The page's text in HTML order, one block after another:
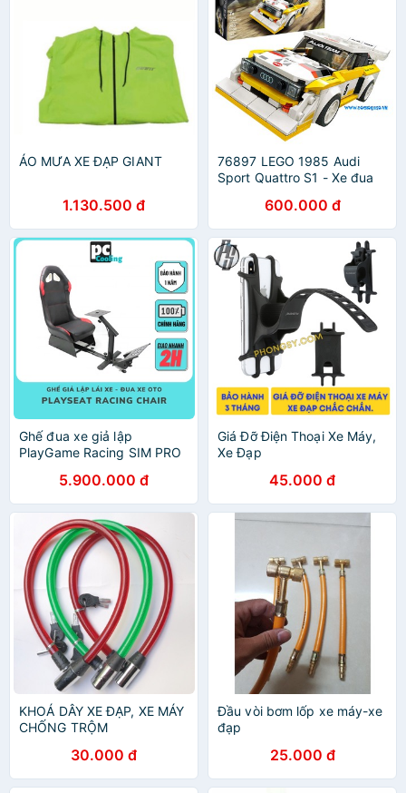
ÁO MƯA XE ĐẠP GIANT
1.130.500 đ
76897 LEGO 1985 Audi
Sport Quattro S1 - Xe đua
600.000 đ
Ghế đua xe giả lập
PlayGame Racing SIM PRO
5.900.000 đ
Giá Đỡ Điện Thoại Xe Máy,
Xe Đạp
45.000 đ
KHOÁ DÂY XE ĐẠP, XE MÁY
CHỐNG TRỘM
30.000 đ
Đầu vòi bơm lốp xe máy-xe
đạp
25.000 đ